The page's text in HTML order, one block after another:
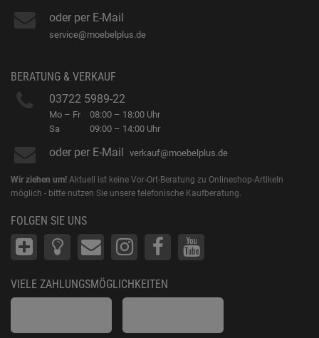
oder per E-Mail
service@moebelplus.de
BERATUNG & VERKAUF
03722 5989-22
Mo – Fr
Sa
08:00 – 18:00 Uhr
09:00 – 14:00 Uhr
oder per E-Mail verkauf@moebelplus.de
Wir ziehen um! Aktuell ist keine Vor-Ort-Beratung zu Onlineshop-Artikeln
möglich - bitte nutzen Sie unsere telefonische Kaufberatung.
FOLGEN SIE UNS
VIELE ZAHLUNGSMÖGLICHKEITEN